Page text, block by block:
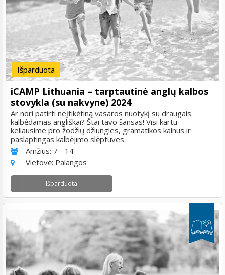
Išparduota
iCAMP Lithuania – tarptautinė anglų kalbos
stovykla (su nakvyne) 2024
Ar nori patirti neįtikėtiną vasaros nuotykį su draugais
kalbėdamas angliškai? Štai tavo šansas! Visi kartu
keliausime pro žodžių džiungles, gramatikos kalnus ir
paslaptingas kalbėjimo slėptuves.
Amžius: 7 - 14
Vietovė: Palangos
Išparduota